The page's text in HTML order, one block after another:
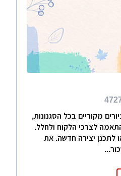
מקוריים בכל הסגנונות,
לצרכי הלקוח ולחלל.
לתכנן יצירה חדשה. את